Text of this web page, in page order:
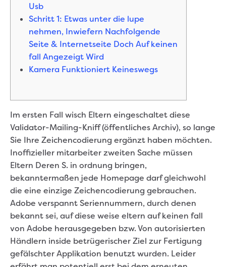
Usb
Schritt 1: Etwas unter die lupe
nehmen, Inwiefern Nachfolgende
Seite & Internetseite Doch Auf keinen
fall Angezeigt Wird
Kamera Funktioniert Keineswegs
Im ersten Fall wisch Eltern eingeschaltet diese
Validator-Mailing-Kniff (öffentliches Archiv), so lange
Sie Ihre Zeichencodierung ergänzt haben möchten.
Inoffizieller mitarbeiter zweiten Sache müssen
Eltern Deren S. in ordnung bringen,
bekanntermaßen jede Homepage darf gleichwohl
die eine einzige Zeichencodierung gebrauchen.
Adobe verspannt Seriennummern, durch denen
bekannt sei, auf diese weise eltern auf keinen fall
von Adobe herausgegeben bzw.Von autorisierten
Händlern inside betrügerischer Ziel zur Fertigung
gefälschter Applikation benutzt wurden. Leider